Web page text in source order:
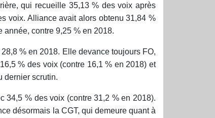
qui recueille 35,13 % des voix après
voix. Alliance avait alors obtenu 31,84 %
année, contre 9,25 % en 2018.
% en 2018. Elle devance toujours FO,
% des voix (contre 16,1 % en 2018) et
dernier scrutin.
34,5 % des voix (contre 31,2 % en 2018).
désormais la CGT, qui demeure quant à